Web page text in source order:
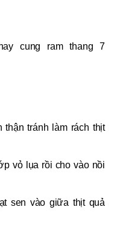
thận tránh làm rách thịt
vỏ lụa rồi cho vào nồi
sen vào giữa thịt quả